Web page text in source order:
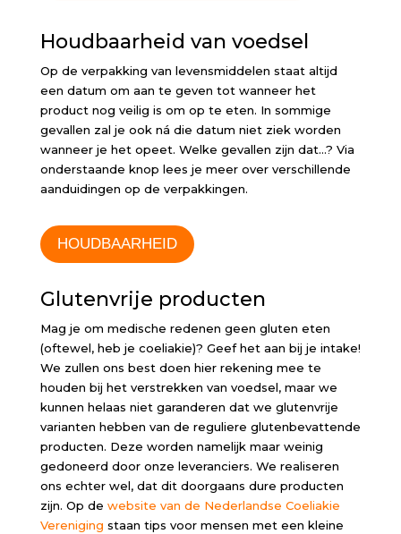
Houdbaarheid van voedsel
Op de verpakking van levensmiddelen staat altijd
een datum om aan te geven tot wanneer het
product nog veilig is om op te eten. In sommige
gevallen zal je ook ná die datum niet ziek worden
wanneer je het opeet. Welke gevallen zijn dat…? Via
onderstaande knop lees je meer over verschillende
aanduidingen op de verpakkingen.
HOUDBAARHEID
Glutenvrije producten
Mag je om medische redenen geen gluten eten
(oftewel, heb je coeliakie)? Geef het aan bij je intake!
We zullen ons best doen hier rekening mee te
houden bij het verstrekken van voedsel, maar we
kunnen helaas niet garanderen dat we glutenvrije
varianten hebben van de reguliere glutenbevattende
producten. Deze worden namelijk maar weinig
gedoneerd door onze leveranciers. We realiseren
ons echter wel, dat dit doorgaans dure producten
zijn. Op de website van de Nederlandse Coeliakie
Vereniging staan tips voor mensen met een kleine